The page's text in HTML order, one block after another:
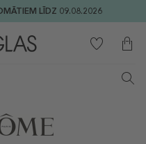
LĪDZ 09.08.2026